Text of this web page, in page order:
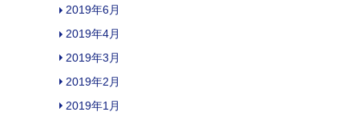
2019年6月
2019年4月
2019年3月
2019年2月
2019年1月